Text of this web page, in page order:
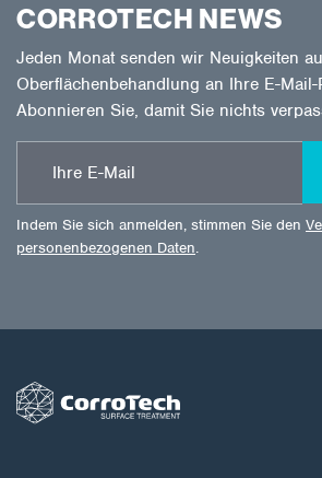
CORROTECH NEWS
Jeden Monat senden wir Neuigkeiten
Oberflächenbehandlung an Ihre E-Mail-
Abonnieren Sie, damit Sie nichts
Indem Sie sich anmelden, stimmen Sie den
personenbezogenen Daten.